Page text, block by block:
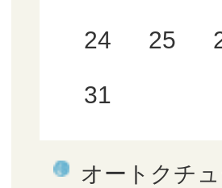
24 25
31
オートクチ